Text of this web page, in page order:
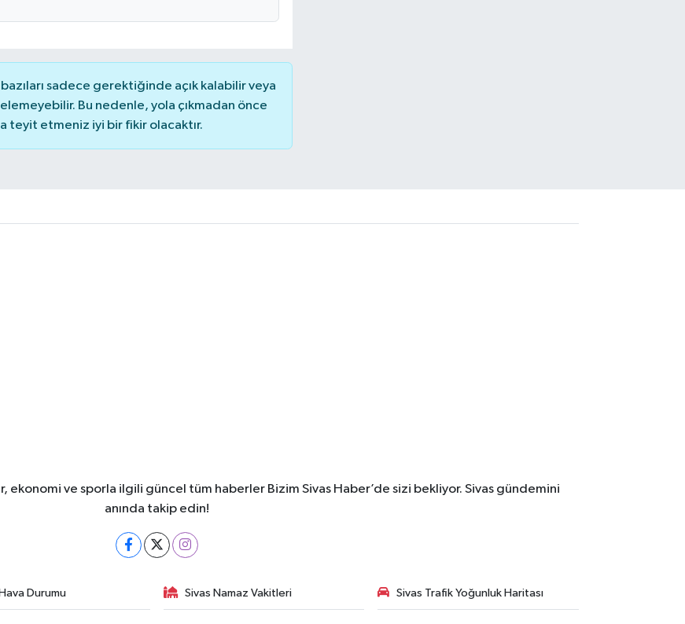
sadece gerektiğinde açık kalabilir veya
Bu nedenle, yola çıkmadan önce
teyit etmeniz iyi bir fikir olacaktır.
ekonomi ve sporla ilgili güncel tüm haberler Bizim Sivas Haber’de sizi bekliyor. Sivas gündemini
anında takip edin!
Durumu Sivas Namaz Vakitleri Sivas Trafik Yoğunluk Haritası